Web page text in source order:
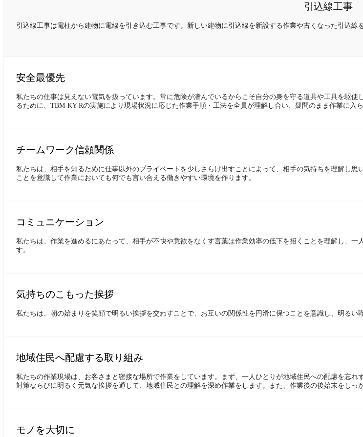
引込線工事
引込線工事は電柱から建物に電線を引き込む工事です。新しい建物に引込線を新設する作業や古くなった引込線
安全最優先
私たちの仕事は見えない電気を扱っています。常に危険が潜んでいるからこそ自分の身を守る道具や工具を駆
るために、TBM-KY-Rの実施により現場状況に応じた作業手順・工法を全員が理解し合い、疑問のまま作業に入
チームワーク信頼関係
私たちは、相手を知るために仕事以外のプライベートを少しさらけ出すことによって、相手の気持ちを理解し
ことを意識して作業においても何でも言い合える働きやすい環境を作ります。
コミュニケーション
私たちは、作業を進めるにあたって、相手が不快や意欲をなくす言葉は作業効率の低下を招くことを理解し、
す。
気持ちのこもった挨拶
私たちは、朝の始まりを笑顔で明るい挨拶を交わすことで、お互いの関係性を円滑に保つことを意識し、明るい
地域住民へ配慮する取り組み
私たちの作業現場は、お客さまと密接な場所で作業をしています。まず、一人ひとりが地域住民への配慮を忘
対策ならびに明るく元気な挨拶を通して、地域住民との理解を深め作業をします。また、作業後の後始末をしっ
モノを大切に